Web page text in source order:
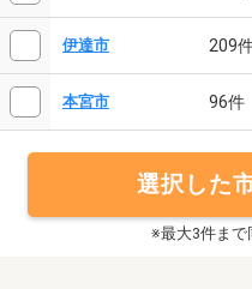
伊達市 209
本宮市 96件
選択した
※最大3件まで